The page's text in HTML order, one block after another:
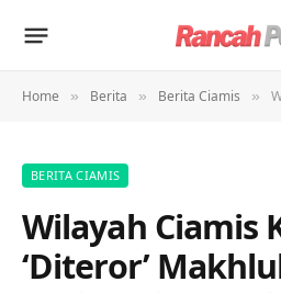
Home » Berita » Berita Ciamis »
BERITA CIAMIS
Wilayah Ciamis
‘Diteror’